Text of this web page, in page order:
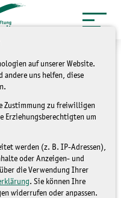
auf unserer Website.
andere uns helfen, diese
Zustimmung zu freiwilligen
Erziehungsberechtigten um
werden (z. B. IP-Adressen),
oder Anzeigen- und
die Verwendung Ihrer
. Sie können Ihre
widerrufen oder anpassen.
Einklang